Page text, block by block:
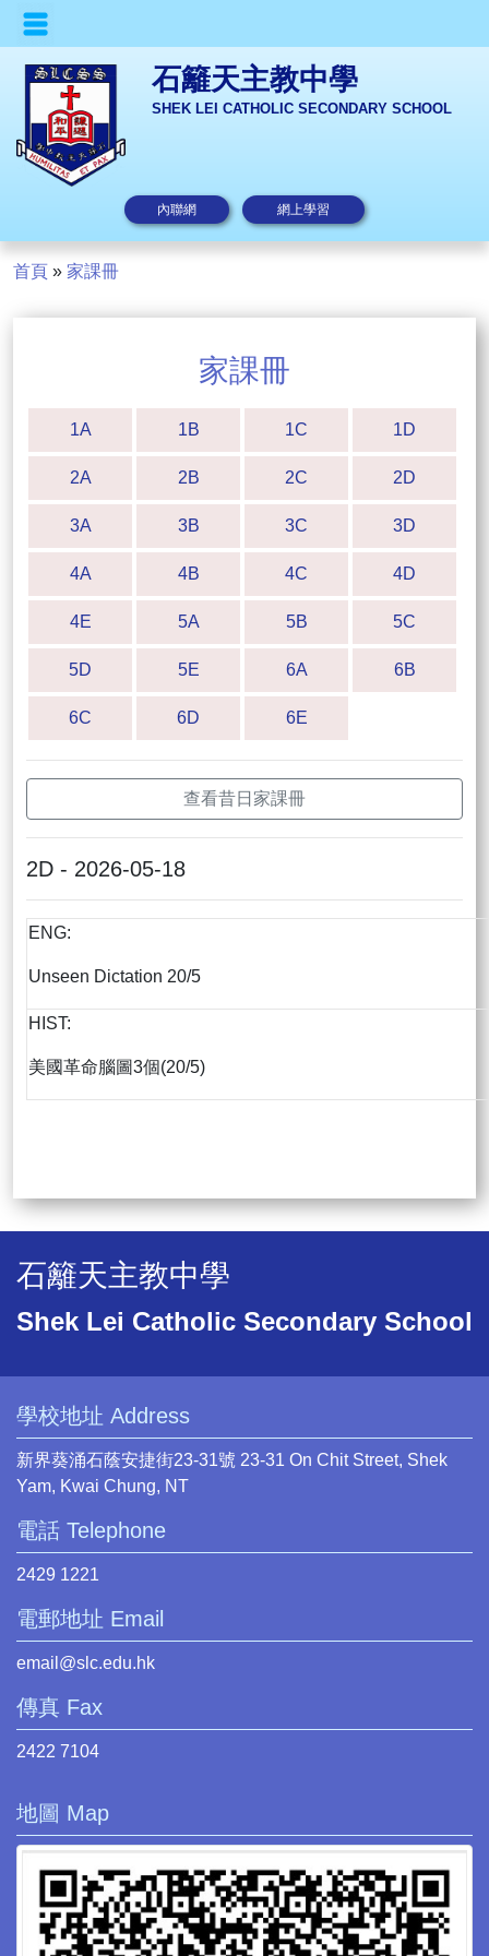
石籬天主教中學
SHEK LEI CATHOLIC SECONDARY SCHOOL
內聯網 網上學習
首頁 » 家課冊
家課冊
1A 1B 1C 1D
2A 2B 2C 2D
3A 3B 3C 3D
4A 4B 4C 4D
4E 5A 5B 5C
5D 5E 6A 6B
6C 6D 6E
查看昔日家課冊
2D - 2026-05-18
ENG:
Unseen Dictation 20/5
HIST:
美國革命腦圖3個(20/5)
石籬天主教中學
Shek Lei Catholic Secondary School
學校地址 Address
新界葵涌石蔭安捷街23-31號 23-31 On Chit Street, Shek
Yam, Kwai Chung, NT
電話 Telephone
2429 1221
電郵地址 Email
email@slc.edu.hk
傳真 Fax
2422 7104
地圖 Map